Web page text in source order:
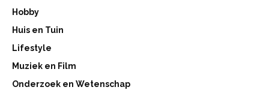
Hobby
Huis en Tuin
Lifestyle
Muziek en Film
Onderzoek en Wetenschap